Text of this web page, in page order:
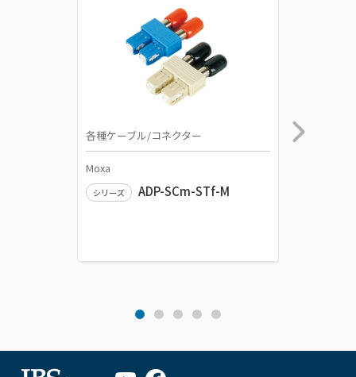
各種ケーブル/コネクター
Moxa
シリーズ ADP-SCm-STf-M